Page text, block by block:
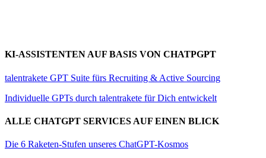
KI-ASSISTENTEN AUF BASIS VON CHATPGPT
talentrakete GPT Suite fürs Recruiting & Active Sourcing
Individuelle GPTs durch talentrakete für Dich entwickelt
ALLE CHATGPT SERVICES AUF EINEN BLICK
Die 6 Raketen-Stufen unseres ChatGPT-Kosmos